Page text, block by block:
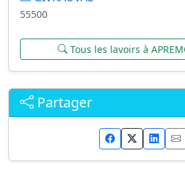
55500
Tous les lavoirs à
Partager